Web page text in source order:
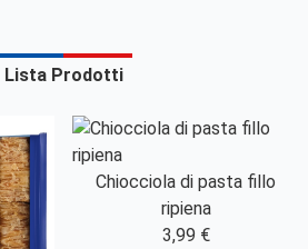
Lista Prodotti
Chiocciola di pasta fillo
ripiena
3,99 €